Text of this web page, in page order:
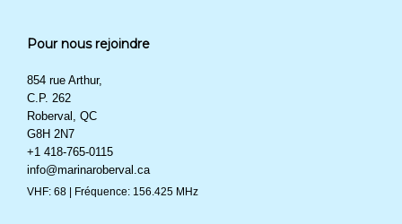
Pour nous rejoindre
854 rue Arthur,
C.P. 262
Roberval, QC
G8H 2N7
+1 418-765-0115
info@marinaroberval.ca
VHF: 68 | Fréquence: 156.425 MHz